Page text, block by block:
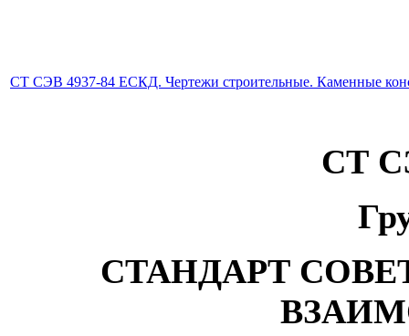
СТ СЭВ 4937-84 ЕСКД. Чертежи строительные. Каменные
СТ
СТАНДАРТ